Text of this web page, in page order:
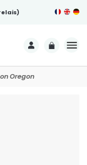
Oregon